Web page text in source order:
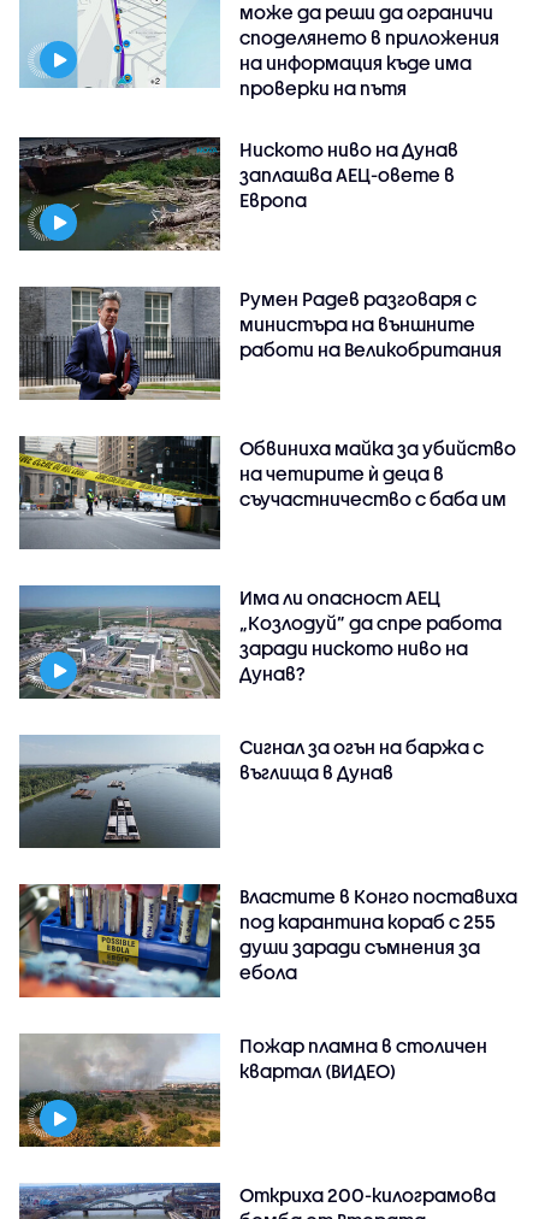
може да реши да ограничи
споделянето в приложения
на информация къде има
проверки на пътя
Ниското ниво на Дунав
заплашва АЕЦ-овете в
Европа
Румен Радев разговаря с
министъра на външните
работи на Великобритания
Обвиниха майка за убийство
на четирите ѝ деца в
съучастничество с баба им
Има ли опасност АЕЦ
„Козлодуй” да спре работа
заради ниското ниво на
Дунав?
Сигнал за огън на баржа с
въглища в Дунав
Властите в Конго поставиха
под карантина кораб с 255
души заради съмнения за
ебола
Пожар пламна в столичен
квартал (ВИДЕО)
Откриха 200-килограмова